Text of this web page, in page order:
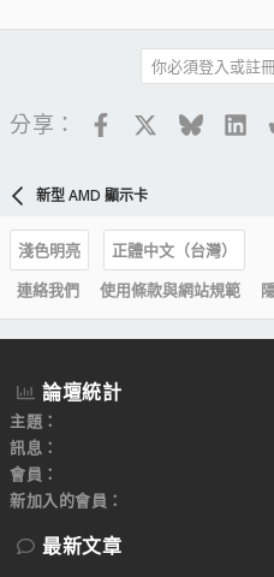
你必須登入或註
分享： Facebook
新型 AMD 顯示卡
淺色明亮
正體中文（台灣）
連絡我們
使用條款與網站規範
論壇統計
主題
訊息
會員
新加入的會員
最新文章